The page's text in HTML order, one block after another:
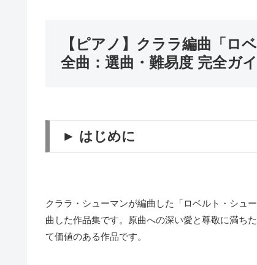
【ピアノ】クララ編曲「ロ
全曲：選曲・難易度 完全ガ
► はじめに
クララ・シューマンが編曲した「ロベルト・シュ
曲した作品集です。原曲への深い愛と尊敬に満ち
て価値のある作品です。